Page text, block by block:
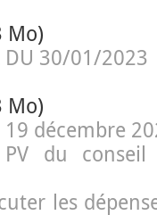
Mo)
DU 30/01/2023
Mo)
décembre
du
les